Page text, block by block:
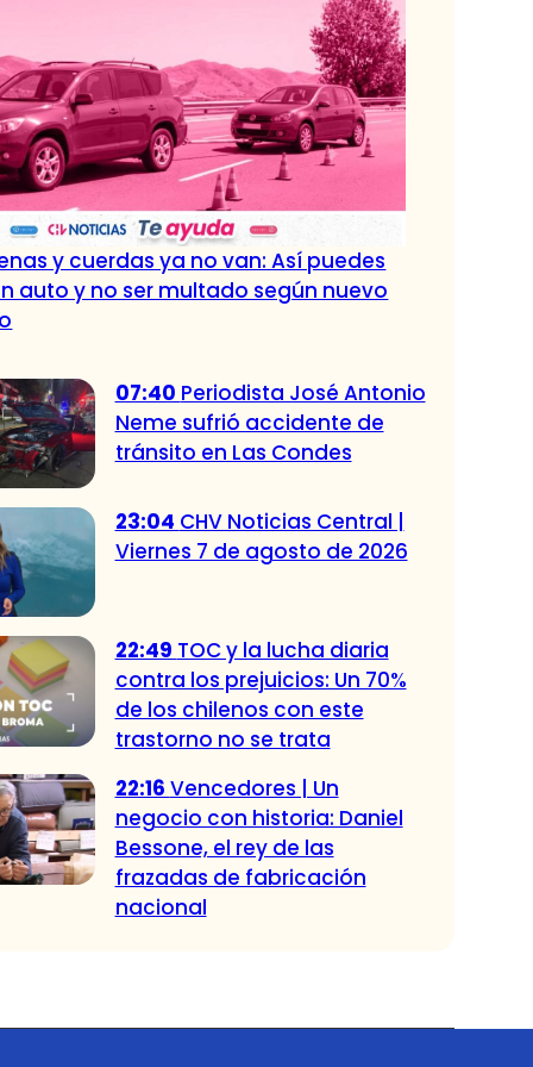
y cuerdas ya no van: Así puedes
auto y no ser multado según nuevo
07:40 Periodista José Antonio
Neme sufrió accidente de
tránsito en Las Condes
23:04 CHV Noticias Central |
Viernes 7 de agosto de 2026
22:49 TOC y la lucha diaria
contra los prejuicios: Un 70%
de los chilenos con este
trastorno no se trata
22:16 Vencedores | Un
negocio con historia: Daniel
Bessone, el rey de las
frazadas de fabricación
nacional